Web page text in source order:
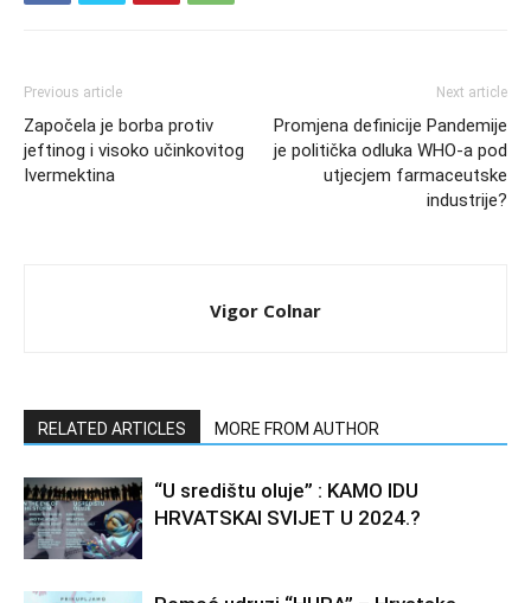
Previous article
Započela je borba protiv
jeftinog i visoko učinkovitog
Ivermektina
Next article
Promjena definicije Pandemije
je politička odluka WHO-a pod
utjecjem farmaceutske
industrije?
Vigor Colnar
RELATED ARTICLES MORE FROM AUTHOR
“U središtu oluje” : KAMO IDU
HRVATSKAI SVIJET U 2024.?